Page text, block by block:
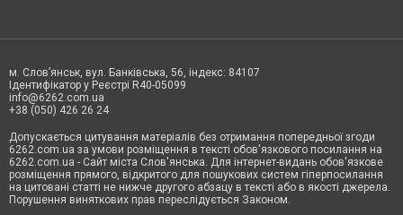
м. Слов’янськ, вул. Банківська, 56, індекс: 84107
Ідентифікатор у Реєстрі R40-05099
info@6262.com.ua
+38 (050) 426 26 24
Допускається цитування матеріалів без отримання попередньої згоди
6262.com.ua за умови розміщення в тексті обов'язкового посилання на
6262.com.ua - Сайт міста Слов'янська. Для інтернет-видань обов'язкове
розміщення прямого, відкритого для пошукових систем гіперпосилання
на цитовані статті не нижче другого абзацу в тексті або в якості джерела.
Порушення виняткових прав переслідується Законом.